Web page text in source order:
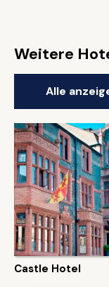
Weitere
Alle
Castle Hotel